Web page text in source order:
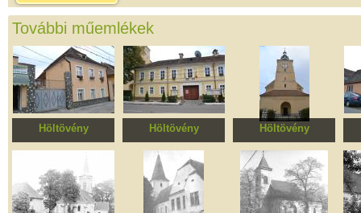
További műemlékek
Höltövény
Peter Depner ház
Höltövény
Városháza
Höltövény
Evangélikus templom